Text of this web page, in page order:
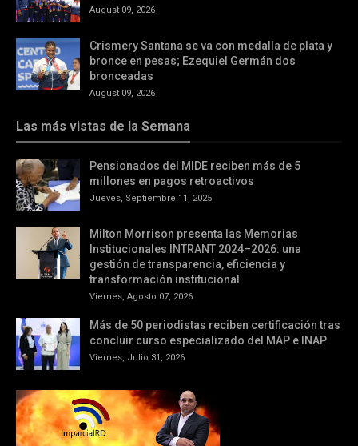
August 09, 2026
Crismery Santana se va con medalla de plata y
bronce en pesas; Ezequiel Germán dos
bronceadas
August 09, 2026
Las más vistas de la Semana
Pensionados del MIDE reciben más de 5
millones en pagos retroactivos
Jueves, Septiembre 11, 2025
Milton Morrison presenta las Memorias
Institucionales INTRANT 2024–2026: una
gestión de transparencia, eficiencia y
transformación institucional
Viernes, Agosto 07, 2026
Más de 50 periodistas reciben certificación tras
concluir curso especializado del MAP e INAP
Viernes, Julio 31, 2026